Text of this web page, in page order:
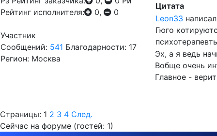
Рейтинг исполнителя:
0, 0
Участник
Сообщений: 541 Благодарности: 17
Регион: Москва
Цитата
Leon33
Гюго
Эх, а я ведь
Вобще очень
Главное -
Страницы: 1 2 3 4 След.
Сейчас на форуме (гостей: 1)